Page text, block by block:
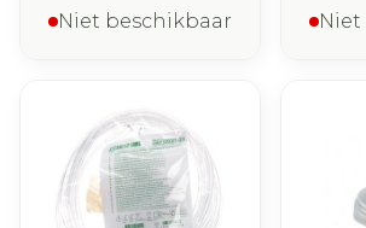
Niet beschikbaar